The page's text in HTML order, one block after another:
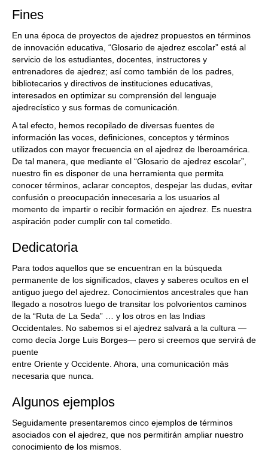
Fines
En una época de proyectos de ajedrez propuestos en términos
de innovación educativa, “Glosario de ajedrez escolar” está al
servicio de los estudiantes, docentes, instructores y
entrenadores de ajedrez; así como también de los padres,
bibliotecarios y directivos de instituciones educativas,
interesados en optimizar su comprensión del lenguaje
ajedrecístico y sus formas de comunicación.
A tal efecto, hemos recopilado de diversas fuentes de
información las voces, definiciones, conceptos y términos
utilizados con mayor frecuencia en el ajedrez de Iberoamérica.
De tal manera, que mediante el “Glosario de ajedrez escolar”,
nuestro fin es disponer de una herramienta que permita
conocer términos, aclarar conceptos, despejar las dudas, evitar
confusión o preocupación innecesaria a los usuarios al
momento de impartir o recibir formación en ajedrez. Es nuestra
aspiración poder cumplir con tal cometido.
Dedicatoria
Para todos aquellos que se encuentran en la búsqueda
permanente de los significados, claves y saberes ocultos en el
antiguo juego del ajedrez. Conocimientos ancestrales que han
llegado a nosotros luego de transitar los polvorientos caminos
de la “Ruta de La Seda” … y los otros en las Indias
Occidentales. No sabemos si el ajedrez salvará a la cultura —
como decía Jorge Luis Borges— pero si creemos que servirá de
puente
entre Oriente y Occidente. Ahora, una comunicación más
necesaria que nunca.
Algunos ejemplos
Seguidamente presentaremos cinco ejemplos de términos
asociados con el ajedrez, que nos permitirán ampliar nuestro
conocimiento de los mismos.